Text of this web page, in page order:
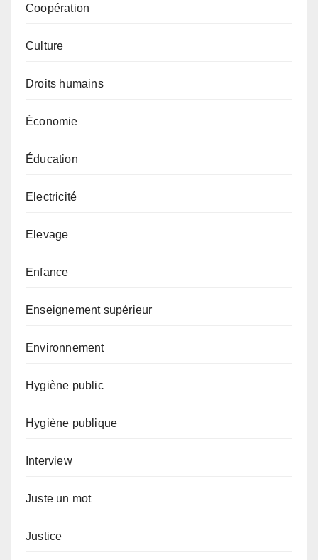
Coopération
Culture
Droits humains
Économie
Éducation
Electricité
Elevage
Enfance
Enseignement supérieur
Environnement
Hygiène public
Hygiène publique
Interview
Juste un mot
Justice